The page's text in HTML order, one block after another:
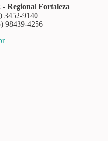
Regional Fortaleza
3452-9140
98439-4256